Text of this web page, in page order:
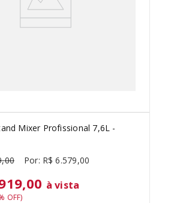
Mixer Profissional 7,6L -
,00 R$ 6.579,00
à vista
OFF)